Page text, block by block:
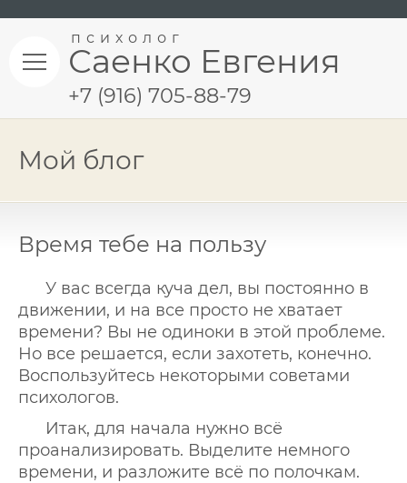
Саенко Евгения
психолог
+7 (916) 705-88-79
Мой блог
Время тебе на пользу
У вас всегда куча дел, вы постоянно в
движении, и на все просто не хватает
времени? Вы не одиноки в этой проблеме.
Но все решается, если захотеть, конечно.
Воспользуйтесь некоторыми советами
психологов.
Итак, для начала нужно всё
проанализировать. Выделите немного
времени, и разложите всё по полочкам.